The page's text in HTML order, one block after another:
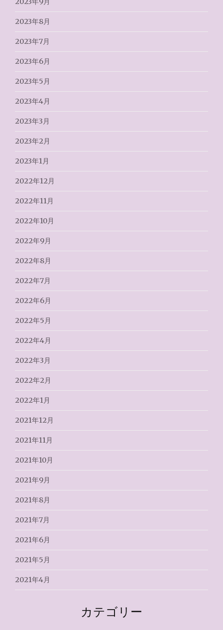
2023年8月
2023年7月
2023年6月
2023年5月
2023年4月
2023年3月
2023年2月
2023年1月
2022年12月
2022年11月
2022年10月
2022年9月
2022年8月
2022年7月
2022年6月
2022年5月
2022年4月
2022年3月
2022年2月
2022年1月
2021年12月
2021年11月
2021年10月
2021年9月
2021年8月
2021年7月
2021年6月
2021年5月
2021年4月
カテゴリー